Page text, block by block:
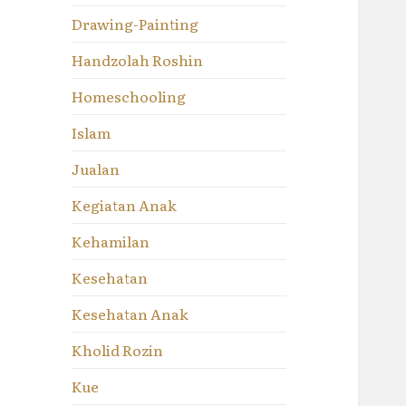
Drawing-Painting
Handzolah Roshin
Homeschooling
Islam
Jualan
Kegiatan Anak
Kehamilan
Kesehatan
Kesehatan Anak
Kholid Rozin
Kue